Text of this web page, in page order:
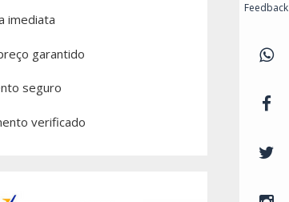
imediata
garantido
seguro
verificado
Feedback